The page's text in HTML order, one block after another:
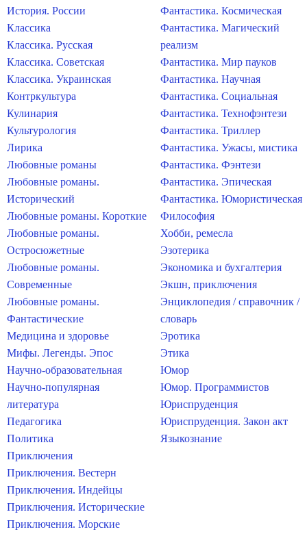
История. России
Классика
Классика. Русская
Классика. Советская
Классика. Украинская
Контркультура
Кулинария
Культурология
Лирика
Любовные романы
Любовные романы.
Исторический
Любовные романы. Короткие
Любовные романы.
Остросюжетные
Любовные романы.
Современные
Любовные романы.
Фантастические
Медицина и здоровье
Мифы. Легенды. Эпос
Научно-образовательная
Научно-популярная
литература
Педагогика
Политика
Приключения
Приключения. Вестерн
Приключения. Индейцы
Приключения. Исторические
Приключения. Морские
Фантастика. Космическая
Фантастика. Магический
реализм
Фантастика. Мир пауков
Фантастика. Научная
Фантастика. Социальная
Фантастика. Технофэнтези
Фантастика. Триллер
Фантастика. Ужасы, мистика
Фантастика. Фэнтези
Фантастика. Эпическая
Фантастика. Юмористическая
Философия
Хобби, ремесла
Эзотерика
Экономика и бухгалтерия
Экшн, приключения
Энциклопедия / справочник /
словарь
Эротика
Этика
Юмор
Юмор. Программистов
Юриспруденция
Юриспруденция. Закон акт
Языкознание